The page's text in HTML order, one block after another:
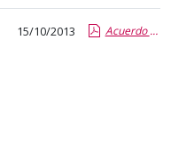
antigua
15/10/2013 Acuerdo 29-13 Aprobación Convocatoria 2013-2014 de 35 Becas CS de Colaboración.pdf